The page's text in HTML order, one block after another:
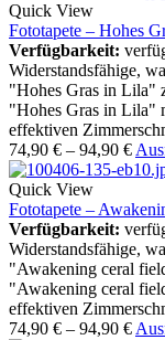
Quick View
Fototapete – Hohes
Verfügbarkeit:
Widerstandsfähige,
"Hohes Gras in Lila"
"Hohes Gras in Lila"
effektiven
74,90 € – 94,90 €
Quick View
Fototapete –
Verfügbarkeit:
Widerstandsfähige,
"Awakening ceral
"Awakening ceral
effektiven
74,90 € – 94,90 €